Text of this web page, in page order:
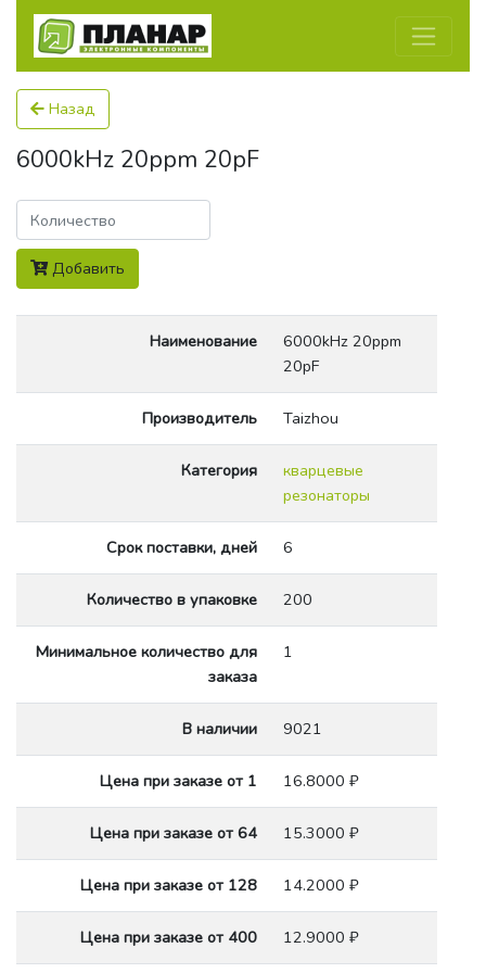
Назад
6000kHz 20ppm 20pF
Количество
Добавить
Наименование
6000kHz 20ppm
20pF
Производитель Taizhou
Категория
кварцевые
резонаторы
Срок поставки, дней 6
Количество в упаковке 200
Минимальное количество для
заказа
1
В наличии 9021
Цена при заказе от 1 16.8000 ₽
Цена при заказе от 64 15.3000 ₽
Цена при заказе от 128 14.2000 ₽
Цена при заказе от 400 12.9000 ₽